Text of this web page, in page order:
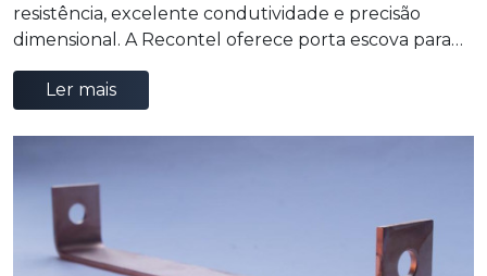
resistência, excelente condutividade e precisão
dimensional. A Recontel oferece porta escova para
motores elétricos e equipamentos industriais.
Ler mais